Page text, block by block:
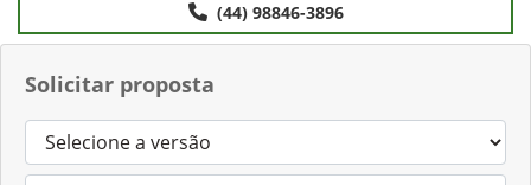
Solicitar proposta
(44) 98846-3896